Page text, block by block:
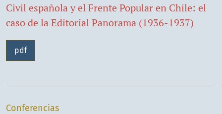
Civil española y el Frente Popular en Chile: el
caso de la Editorial Panorama (1936-1937)
pdf
Conferencias